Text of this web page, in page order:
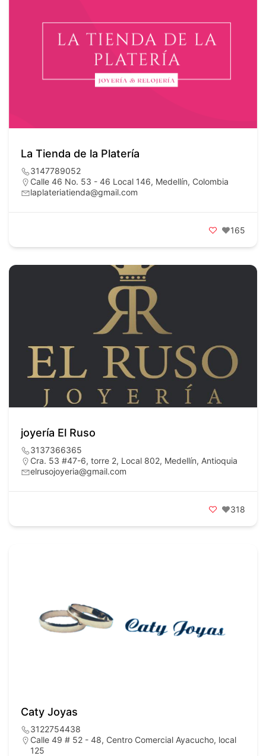
La Tienda de la Platería
3147789052
Calle 46 No. 53 - 46 Local 146, Medellín, Colombia
laplateriatienda@gmail.com
165
joyería El Ruso
3137366365
Cra. 53 #47-6, torre 2, Local 802, Medellín, Antioquia
elrusojoyeria@gmail.com
318
Caty Joyas
3122754438
Calle 49 # 52 - 48, Centro Comercial Ayacucho, local
125